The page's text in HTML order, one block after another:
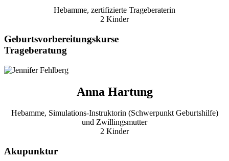
Hebamme, zertifizierte Trageberaterin
2 Kinder
Geburtsvorbereitungskurse
Trageberatung
Anna Hartung
Hebamme, Simulations-Instruktorin (Schwerpunkt Geburtshilfe)
und Zwillingsmutter
2 Kinder
Akupunktur